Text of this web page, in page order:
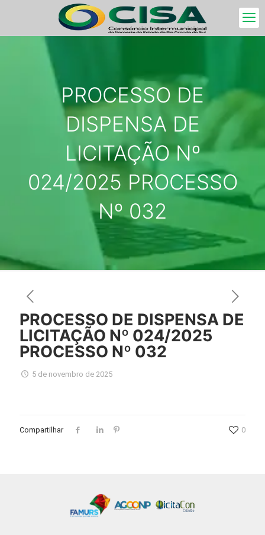
PROCESSO DE
DISPENSA DE
LICITAÇÃO Nº
024/2025 PROCESSO
Nº 032
PROCESSO DE DISPENSA DE
LICITAÇÃO Nº 024/2025
PROCESSO Nº 032
5 de novembro de 2025
Compartilhar 0